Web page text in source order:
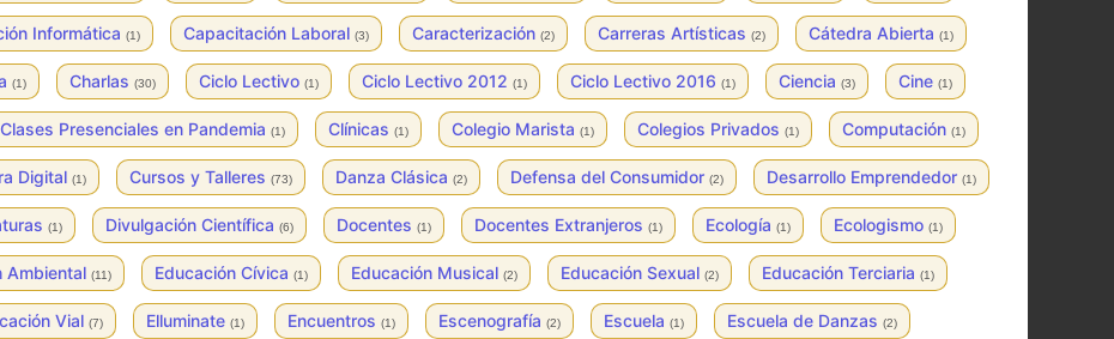
Informática (1) Capacitación Laboral (3) Caracterización (2) Carreras Artísticas (2) Cátedra Abierta (1)
(1) Charlas (30) Ciclo Lectivo (1) Ciclo Lectivo 2012 (1) Ciclo Lectivo 2016 (1) Ciencia (3) Cine (1)
Clases Presenciales en Pandemia (1) Clínicas (1) Colegio Marista (1) Colegios Privados (1) Computación (1)
Digital (1) Cursos y Talleres (73) Danza Clásica (2) Defensa del Consumidor (2) Desarrollo Emprendedor (1)
(1) Divulgación Científica (6) Docentes (1) Docentes Extranjeros (1) Ecología (1) Ecologismo (1)
Ambiental (11) Educación Cívica (1) Educación Musical (2) Educación Sexual (2) Educación Terciaria (1)
Vial (7) Elluminate (1) Encuentros (1) Escenografía (2) Escuela (1) Escuela de Danzas (2)